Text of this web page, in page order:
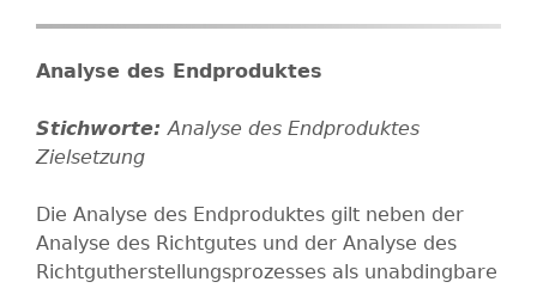
Analyse des Endproduktes
Analyse des Endproduktes
Zielsetzung
Die Analyse des Endproduktes gilt neben der
Analyse des Richtgutes und der Analyse des
Richtgutherstellungsprozesses als unabdingbare